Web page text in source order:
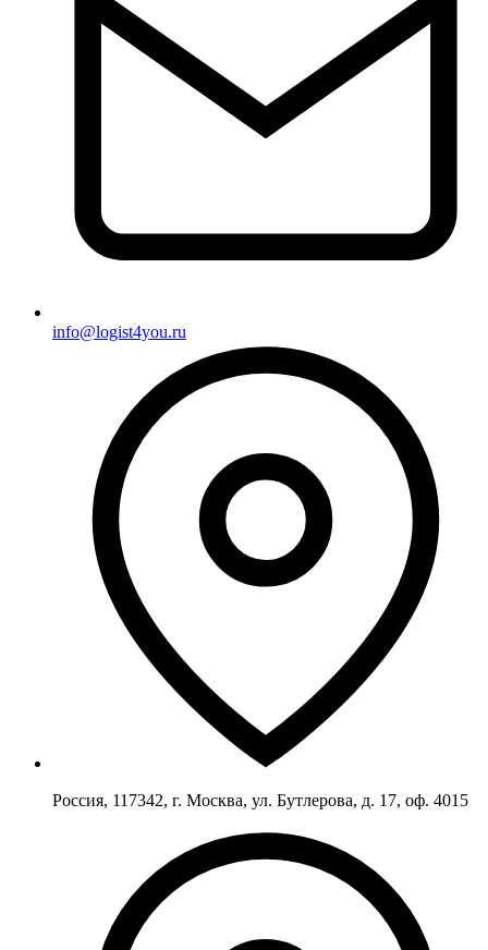
info@logist4you.ru
Россия, 117342, г. Москва, ул. Бутлерова, д. 17, оф. 4015